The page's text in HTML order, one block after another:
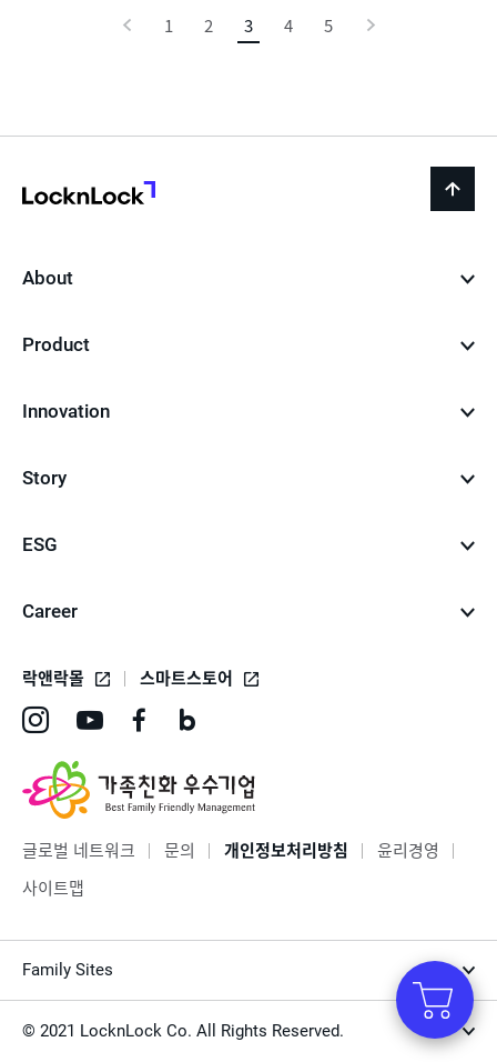
1 2 3
이
4 5
back
About
Product
Innovation
Story
ESG
Career
락앤락몰 스마트스토어
스
타
램
바
로
가
브
로
기
스
바
가
버
로
바
글로벌 네트워크 문의 개인정보처리방침
윤리경영
사이트맵
Family Sites
© 2021 LocknLock Co. All Rights Reserved.